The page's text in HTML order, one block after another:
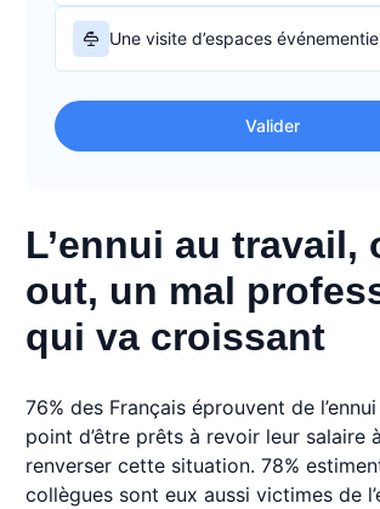
Une visite d’espaces
Valider
L’ennui au travail,
out, un mal
qui va croissant
76% des Français éprouvent de
point d’être prêts à revoir leur salaire
renverser cette situation. 78%
collègues sont eux aussi victimes de